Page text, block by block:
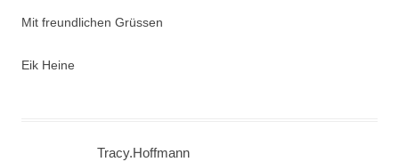
Mit freundlichen Grüssen
Eik Heine
Tracy.Hoffmann